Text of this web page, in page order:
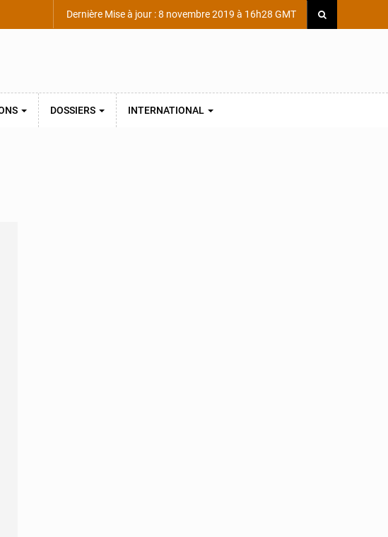
Dernière Mise à jour : 8 novembre 2019 à 16h28 GMT
DOSSIERS INTERNATIONAL